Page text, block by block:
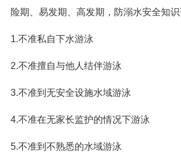
险期、易发期、高发期，防溺水安全知识
1.不准私自下水游泳
2.不准擅自与他人结伴游泳
3.不准到无安全设施水域游泳
4.不准在无家长监护的情况下游泳
5.不准到不熟悉的水域游泳